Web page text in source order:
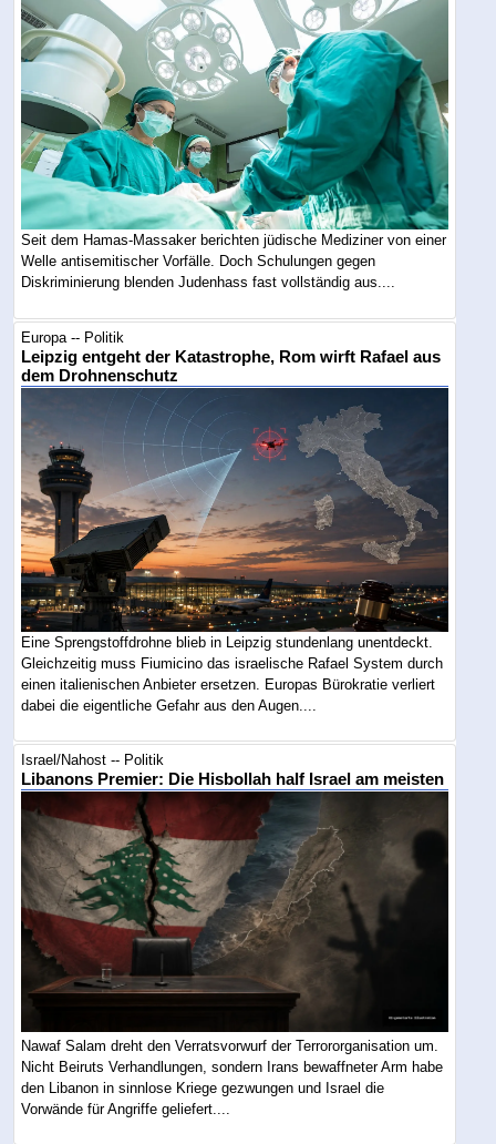
Seit dem Hamas-Massaker berichten jüdische Mediziner von einer
Welle antisemitischer Vorfälle. Doch Schulungen gegen
Diskriminierung blenden Judenhass fast vollständig aus....
Europa -- Politik
Leipzig entgeht der Katastrophe, Rom wirft Rafael aus
dem Drohnenschutz
Eine Sprengstoffdrohne blieb in Leipzig stundenlang unentdeckt.
Gleichzeitig muss Fiumicino das israelische Rafael System durch
einen italienischen Anbieter ersetzen. Europas Bürokratie verliert
dabei die eigentliche Gefahr aus den Augen....
Israel/Nahost -- Politik
Libanons Premier: Die Hisbollah half Israel am meisten
Nawaf Salam dreht den Verratsvorwurf der Terrororganisation um.
Nicht Beiruts Verhandlungen, sondern Irans bewaffneter Arm habe
den Libanon in sinnlose Kriege gezwungen und Israel die
Vorwände für Angriffe geliefert....